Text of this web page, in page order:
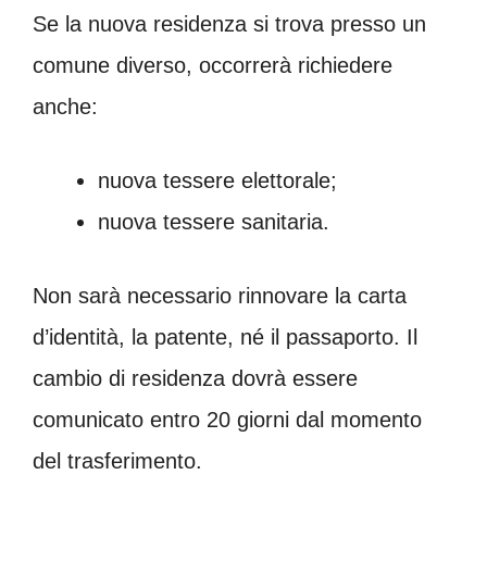
Se la nuova residenza si trova presso un
comune diverso, occorrerà richiedere
anche:
nuova tessere elettorale;
nuova tessere sanitaria.
Non sarà necessario rinnovare la carta
d’identità, la patente, né il passaporto. Il
cambio di residenza dovrà essere
comunicato entro 20 giorni dal momento
del trasferimento.